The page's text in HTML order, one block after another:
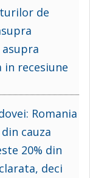
de
in recesiune
Romania
cauza
20% din
deci